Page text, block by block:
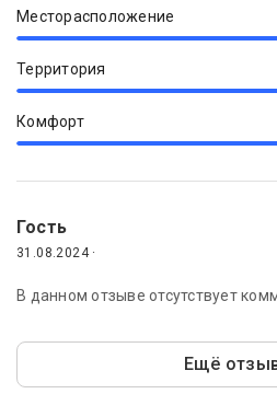
Месторасположение
Территория
Комфорт
Гость
31.08.2024 ·
В данном отзыве отсутствует
Ещё